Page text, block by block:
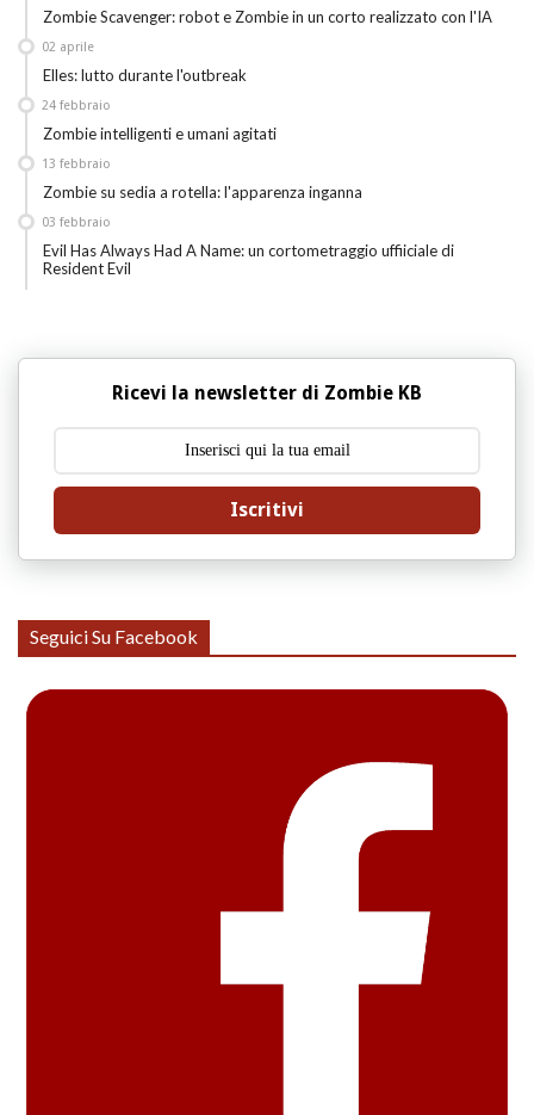
Zombie Scavenger: robot e Zombie in un corto realizzato con l'IA
Elles: lutto durante l'outbreak
02 aprile
Zombie intelligenti e umani agitati
24 febbraio
Zombie su sedia a rotella: l'apparenza inganna
13 febbraio
Evil Has Always Had A Name: un cortometraggio uffiiciale di
Resident Evil
03 febbraio
Ricevi la newsletter di Zombie KB
Iscritivi
Seguici Su Facebook